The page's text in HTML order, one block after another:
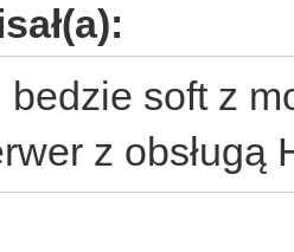
soft z
z obsługą